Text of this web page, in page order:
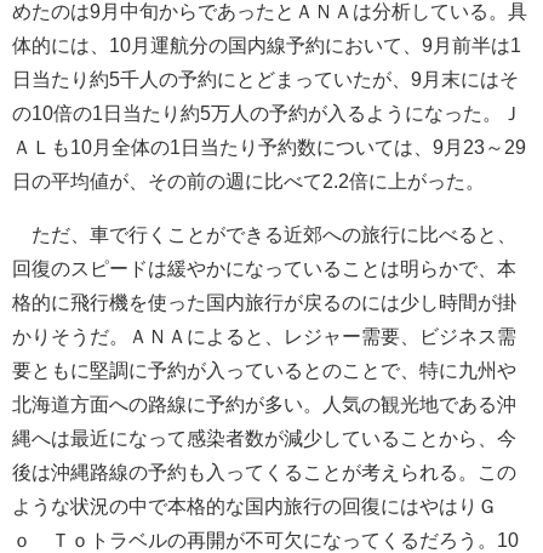
めたのは9月中旬からであったとＡＮＡは分析している。具
体的には、10月運航分の国内線予約において、9月前半は1
日当たり約5千人の予約にとどまっていたが、9月末にはそ
の10倍の1日当たり約5万人の予約が入るようになった。Ｊ
ＡＬも10月全体の1日当たり予約数については、9月23～29
日の平均値が、その前の週に比べて2.2倍に上がった。
ただ、車で行くことができる近郊への旅行に比べると、
回復のスピードは緩やかになっていることは明らかで、本
格的に飛行機を使った国内旅行が戻るのには少し時間が掛
かりそうだ。ＡＮＡによると、レジャー需要、ビジネス需
要ともに堅調に予約が入っているとのことで、特に九州や
北海道方面への路線に予約が多い。人気の観光地である沖
縄へは最近になって感染者数が減少していることから、今
後は沖縄路線の予約も入ってくることが考えられる。この
ような状況の中で本格的な国内旅行の回復にはやはりＧ
ｏ Ｔｏトラベルの再開が不可欠になってくるだろう。10